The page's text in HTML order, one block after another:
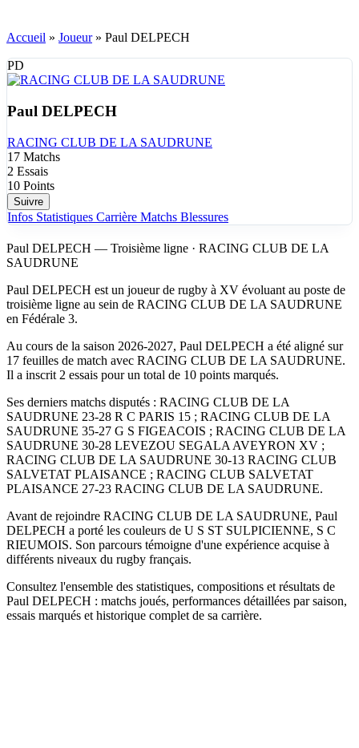
Accueil » Joueur» Paul DELPECH
PD
Paul DELPECH
RACING CLUB DE LA SAUDRUNE
17 Matchs
2 Essais
10 Points
Suivre
Infos Statistiques Carrière Matchs Blessures
Paul DELPECH — Troisième ligne · RACING CLUB DE LA
SAUDRUNE
Paul DELPECH est un joueur de rugby à XV évoluant au poste de
troisième ligne au sein de RACING CLUB DE LA SAUDRUNE
en Fédérale 3.
Au cours de la saison 2026-2027, Paul DELPECH a été aligné sur
17 feuilles de match avec RACING CLUB DE LA SAUDRUNE.
Il a inscrit 2 essais pour un total de 10 points marqués.
Ses derniers matchs disputés : RACING CLUB DE LA
SAUDRUNE 23-28 R C PARIS 15 ; RACING CLUB DE LA
SAUDRUNE 35-27 G S FIGEACOIS ; RACING CLUB DE LA
SAUDRUNE 30-28 LEVEZOU SEGALA AVEYRON XV ;
RACING CLUB DE LA SAUDRUNE 30-13 RACING CLUB
SALVETAT PLAISANCE ; RACING CLUB SALVETAT
PLAISANCE 27-23 RACING CLUB DE LA SAUDRUNE.
Avant de rejoindre RACING CLUB DE LA SAUDRUNE, Paul
DELPECH a porté les couleurs de U S ST SULPICIENNE, S C
RIEUMOIS. Son parcours témoigne d'une expérience acquise à
différents niveaux du rugby français.
Consultez l'ensemble des statistiques, compositions et résultats de
Paul DELPECH : matchs joués, performances détaillées par saison,
essais marqués et historique complet de sa carrière.